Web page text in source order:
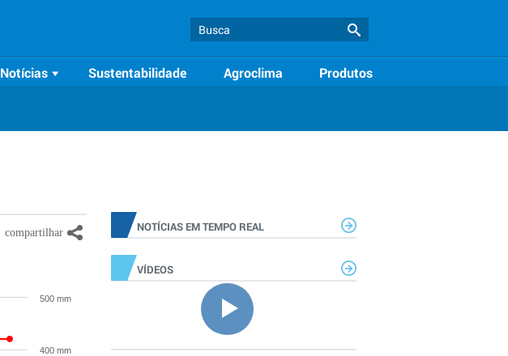
Notícias Sustentabilidade Agroclima Produtos
400 mm
500 mm
NOTÍCIAS EM TEMPO REAL
VÍDEOS